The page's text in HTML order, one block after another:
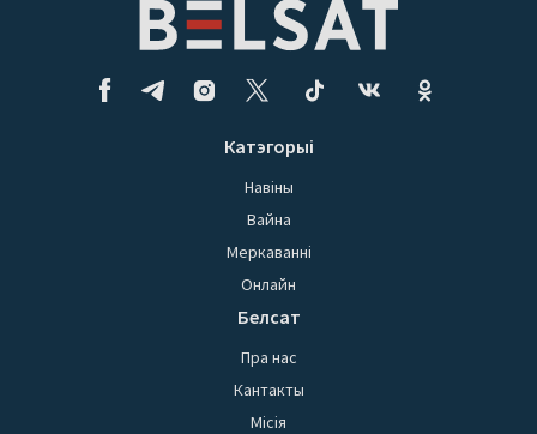
Катэгорыі
Навіны
Вайна
Меркаванні
Онлайн
Белсат
Пра нас
Кантакты
Місія